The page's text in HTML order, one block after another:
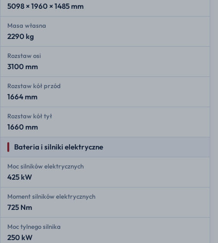
5098 × 1960 × 1485 mm
Masa własna
2290 kg
Rozstaw osi
3100 mm
Rozstaw kół przód
1664 mm
Rozstaw kół tył
1660 mm
Bateria i silniki elektryczne
Moc silników elektrycznych
425 kW
Moment silników elektrycznych
725 Nm
Moc tylnego silnika
250 kW